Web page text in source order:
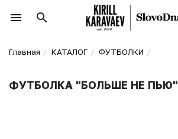
Главная КАТАЛОГ ФУТБОЛКИ
ФУТБОЛКА "БОЛЬШЕ НЕ ПЬЮ"